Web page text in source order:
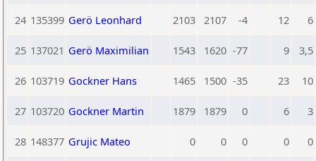
24 135399 Gerö Leonhard 2103 2107 -4 12 6
25 137021 Gerö Maximilian 1543 1620 -77 9 3,5
26 103719 Gockner Hans 1465 1500 -35 23 10
27 103720 Gockner Martin 1879 1879 0 6 3
28 148377 Grujic Mateo 0 0 0 0 0